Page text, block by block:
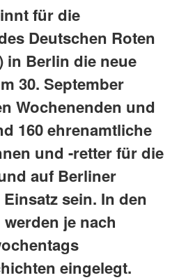
für die
Deutschen Roten
in Berlin die neue
30. September
Wochenenden und
160 ehrenamtliche
und -retter für die
auf Berliner
sein. In den
je nach
eingelegt.